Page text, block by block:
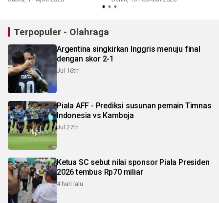
Terpopuler - Olahraga
Argentina singkirkan Inggris menuju final
dengan skor 2-1
Jul 16th
Piala AFF - Prediksi susunan pemain Timnas
Indonesia vs Kamboja
Jul 27th
Ketua SC sebut nilai sponsor Piala Presiden
2026 tembus Rp70 miliar
4 hari lalu